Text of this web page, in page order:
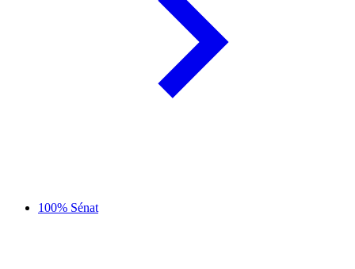
100% Sénat